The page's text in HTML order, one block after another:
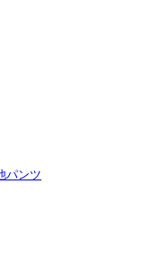
パンツ